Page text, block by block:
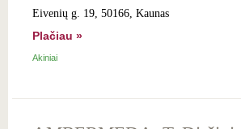
Eivenių g. 19, 50166, Kaunas
Plačiau »
Akiniai